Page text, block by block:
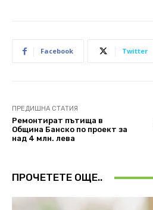
Facebook Twitter
ПРЕДИШНА СТАТИЯ
Ремонтират пътища в
Община Банско по проект за
над 4 млн. лева
ПРОЧЕТЕТЕ ОЩЕ..